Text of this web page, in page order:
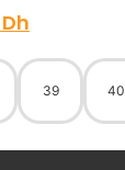
Dh
39 40